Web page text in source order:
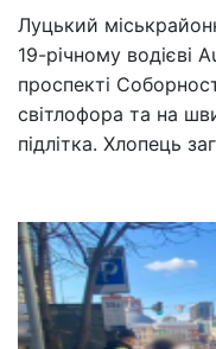
Луцький
19-річному водієві
проспекті
світлофора та на
підлітка. Хлопець